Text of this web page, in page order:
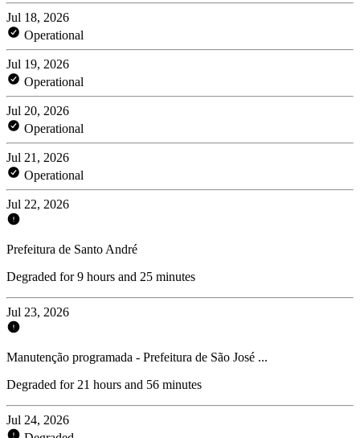
Jul 18, 2026
Operational
Jul 19, 2026
Operational
Jul 20, 2026
Operational
Jul 21, 2026
Operational
Jul 22, 2026
Prefeitura de Santo André
Degraded for 9 hours and 25 minutes
Jul 23, 2026
Manutenção programada - Prefeitura de São José ...
Degraded for 21 hours and 56 minutes
Jul 24, 2026